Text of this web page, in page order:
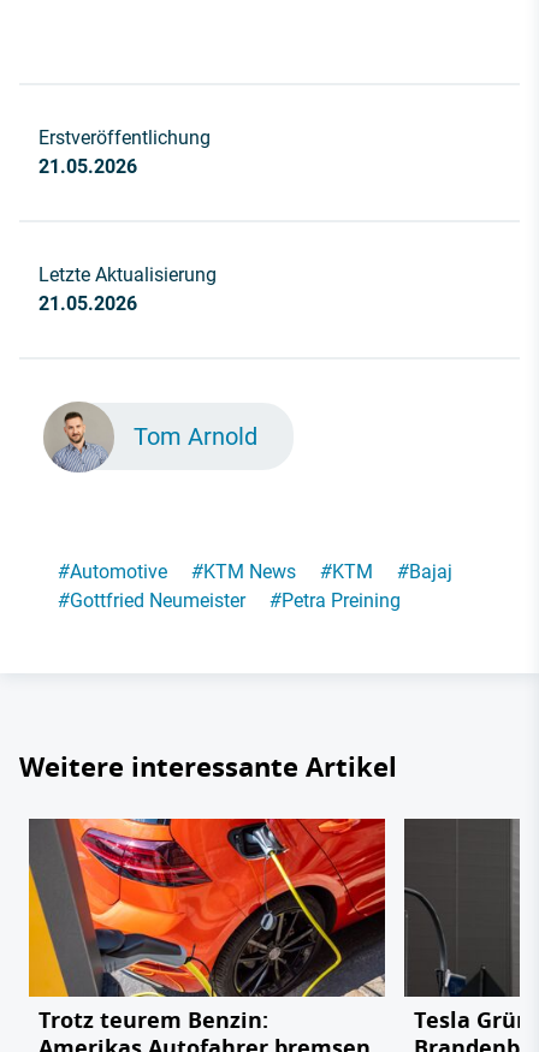
Erstveröffentlichung
21.05.2026
Letzte Aktualisierung
21.05.2026
Tom Arnold
#Automotive #KTM News #KTM #Bajaj
#Gottfried Neumeister #Petra Preining
Weitere interessante Artikel
Trotz teurem Benzin:
Tesla